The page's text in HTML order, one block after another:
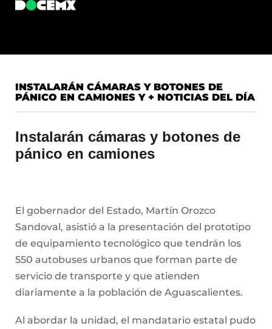
INSTALARÁN CÁMARAS Y BOTONES DE
PÁNICO EN CAMIONES Y + NOTICIAS DEL DÍA
Instalarán cámaras y botones de
pánico en camiones
El gobernador del Estado, Martín Orozco
Sandoval, asistió a la presentación del prototipo
de equipamiento tecnológico que tendrán los
550 autobuses urbanos que forman parte de
servicio de transporte y que atienden
diariamente a la población de Aguascalientes.
Al abordar la unidad, el mandatario estatal pudo